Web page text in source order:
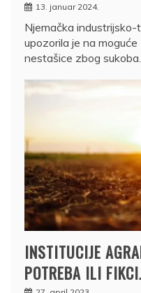
13. januar 2024.
Njemačka
upozorila je na
nestašice zbog sukoba…
INSTITUCIJE
POTREBA ILI